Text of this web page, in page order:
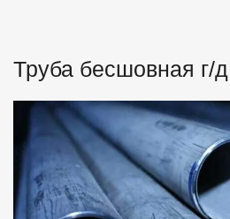
О компании
Отзывы
Труба бесшовная г/